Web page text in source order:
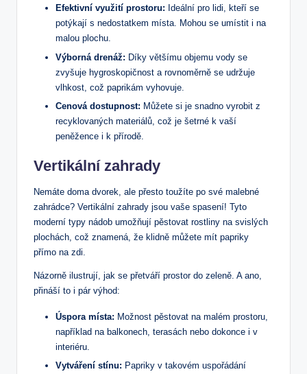
Efektivní využití prostoru: Ideální pro lidi, kteří se
potýkají s nedostatkem místa. Mohou se umístit i na
malou plochu.
Výborná drenáž: Díky většímu objemu vody se
zvyšuje hygroskopičnost a rovnoměrně se udržuje
vlhkost, což paprikám vyhovuje.
Cenová dostupnost: Můžete si je snadno vyrobit z
recyklovaných materiálů, což je šetrné k vaší
peněžence i k přírodě.
Vertikální zahrady
Nemáte doma dvorek, ale přesto toužíte po své malebné
zahrádce? Vertikální zahrady jsou vaše spasení! Tyto
moderní typy nádob umožňují pěstovat rostliny na svislých
plochách, což znamená, že klidně můžete mít papriky
přímo na zdi.
Názorně ilustrují, jak se přetváří prostor do zeleně. A ano,
přináší to i pár výhod:
Úspora místa: Možnost pěstovat na malém prostoru,
například na balkonech, terasách nebo dokonce i v
interiéru.
Vytváření stínu: Papriky v takovém uspořádání